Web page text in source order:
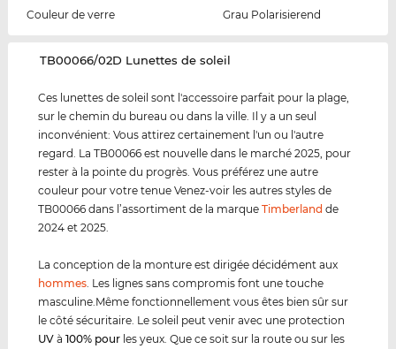
Couleur de verre
Grau Polarisierend
‌TB00066/02D Lunettes de soleil
Ces lunettes de soleil sont l'accessoire parfait pour la plage,
sur le chemin du bureau ou dans la ville. Il y a un seul
inconvénient: Vous attirez certainement l'un ou l'autre
regard. La TB00066 est nouvelle dans le marché 2025, pour
rester à la pointe du progrès. Vous préférez une autre
couleur pour votre tenue Venez-voir les autres styles de
TB00066 dans l’assortiment de la marqueTimberland de
2024 et 2025.
La conception de la monture est dirigée décidément aux
hommes . Les lignes sans compromis font une touche
masculine.Même fonctionnellement vous êtes bien sûr sur
le côté sécuritaire. Le soleil peut venir avec une protection
UV à100% pour les yeux. Que ce soit sur la route ou sur les